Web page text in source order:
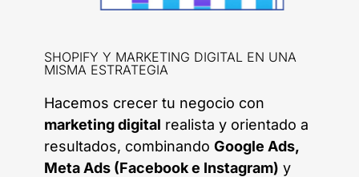
SHOPIFY Y MARKETING DIGITAL EN UNA
MISMA ESTRATEGIA
Hacemos crecer tu negocio con
marketing digital realista y orientado a
resultados, combinando Google Ads,
Meta Ads (Facebook e Instagram) y